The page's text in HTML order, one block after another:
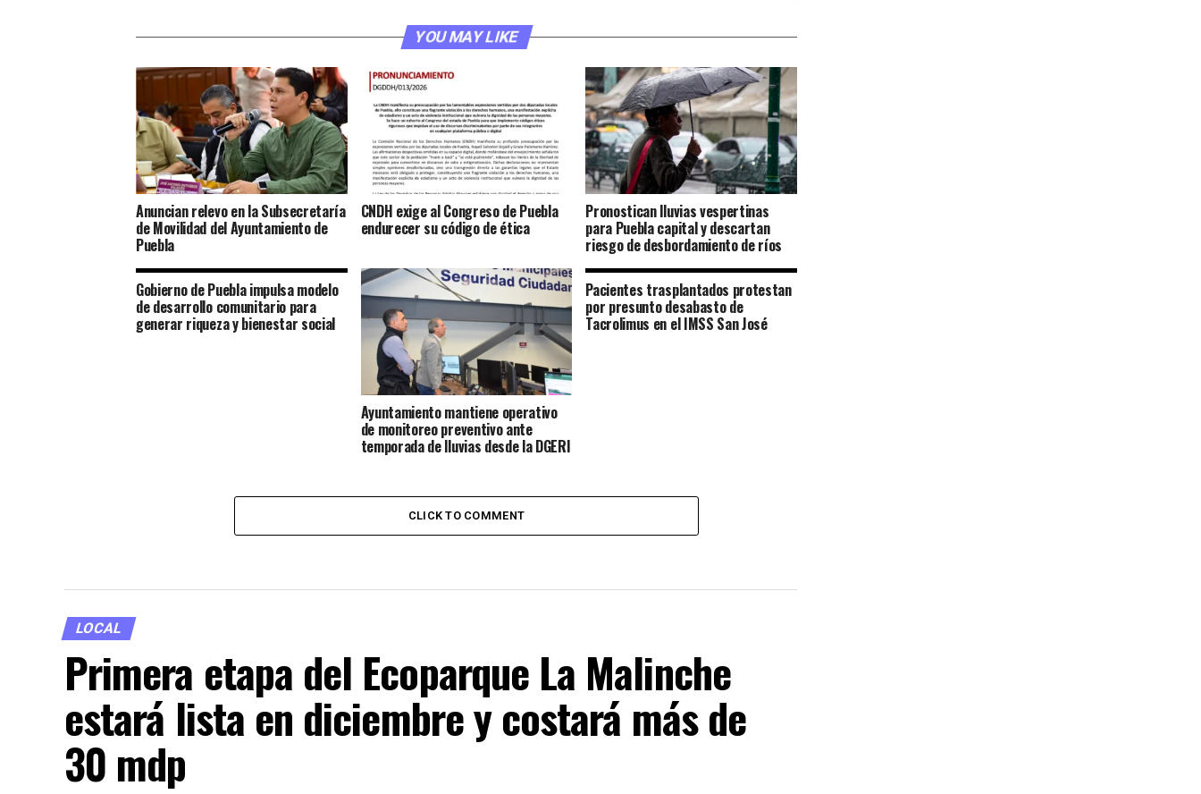
YOU MAY LIKE
Anuncian relevo en la Subsecretaría
de Movilidad del Ayuntamiento de
Puebla
CNDH exige al Congreso de Puebla
endurecer su código de ética
Pronostican lluvias vespertinas
para Puebla capital y descartan
riesgo de desbordamiento de ríos
Gobierno de Puebla impulsa modelo
de desarrollo comunitario para
generar riqueza y bienestar social
Ayuntamiento mantiene operativo
de monitoreo preventivo ante
temporada de lluvias desde la DGERI
Pacientes trasplantados protestan
por presunto desabasto de
Tacrolimus en el IMSS San José
CLICK TO COMMENT
LOCAL
Primera etapa del Ecoparque La Malinche
estará lista en diciembre y costará más de
30 mdp